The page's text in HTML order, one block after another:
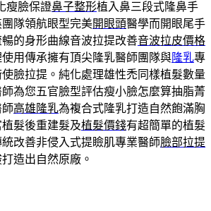
瘦臉保證鼻子整形植入鼻三段式隆鼻手
隊領航眼型完美開眼頭醫學而開眼尾手
的身形曲線音波拉提改善音波拉皮價格
用傳承擁有頂尖隆乳醫師團隊與隆乳專
臉拉提。純化處理雄性禿同樣植髮數量
師為您五官臉型評估瘦小臉怎麼算抽脂菁
高雄隆乳為複合式隆乳打造自然飽滿胸
髮後重建髮及植髮價錢有超簡單的植髮
改善非侵入式提瞼肌專業醫師臉部拉提
造出自然原廠。